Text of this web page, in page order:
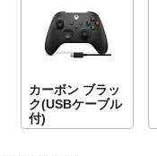
カーボン ブラッ
ク(USBケーブル
付)